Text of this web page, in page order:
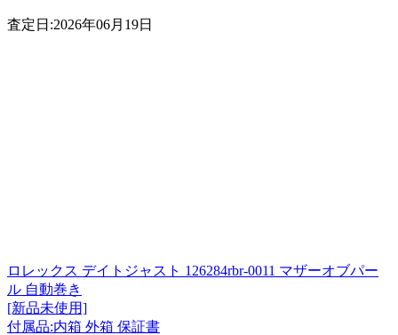
査定日:2026年06月19日
ロレックス デイトジャスト 126284rbr-0011 マザーオブパー
ル 自動巻き
[新品未使用]
付属品:内箱 外箱 保証書